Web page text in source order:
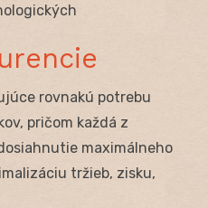
rovnakú potrebu
pričom každá z
maximálneho
tržieb, zisku,